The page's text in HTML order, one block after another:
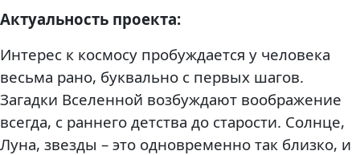
Актуальность проекта:
Интерес к космосу пробуждается у человека
весьма рано, буквально с первых шагов.
Загадки Вселенной возбуждают воображение
всегда, с раннего детства до старости. Солнце,
Луна, звезды – это одновременно так близко, и